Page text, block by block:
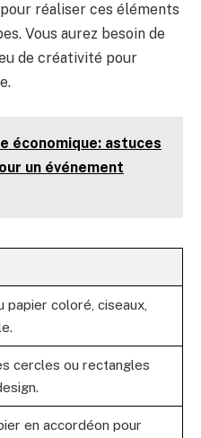
réaliser ces éléments
Vous aurez besoin de
de créativité pour
économique: astuces
un événement
papier coloré, ciseaux,
cercles ou rectangles
en accordéon pour